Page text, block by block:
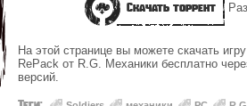
Скачать торрент
На этой странице вы можете скачать
RePack от R.G. Механики бесплатно
версий.